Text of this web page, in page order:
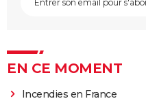
EN CE MOMENT
Incendies en France